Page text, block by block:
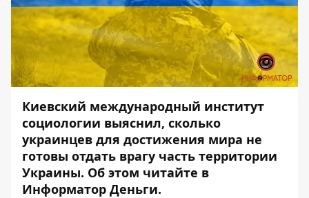
Киевский международный институт
социологии выяснил, сколько
украинцев для достижения мира не
готовы отдать врагу часть территории
Украины. Об этом читайте в
Информатор Деньги.